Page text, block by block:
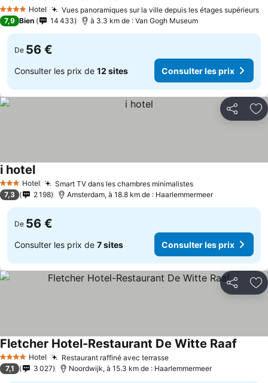
4 Étoiles Hotel Vues panoramiques sur la ville depuis les étages supérieurs
7,9 Bien 14 433 à 3.3 km de : Van Gogh Museum
De 56 €
Consulter les prix de 12 sites Consulter les prix
Partager
3 ÉtoilesHotel Smart TV dans les chambres minimalistes
i hotel
7,3 2 198 Amsterdam, à 18.8 km de : Haarlemmermeer
De 56 €
Consulter les prix de 7 sites Consulter les prix
Partager
4 Étoiles Hotel Restaurant raffiné avec terrasse
Fletcher Hotel-Restaurant De Witte Raaf
7,1 3 027 Noordwijk, à 15.3 km de : Haarlemmermeer